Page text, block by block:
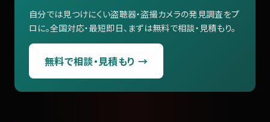
自分では見つけにくい盗聴器・盗撮カメラの発見調査をプ
ロに。全国対応・最短即日、まずは無料で相談・見積もり。
無料で相談・見積もり →